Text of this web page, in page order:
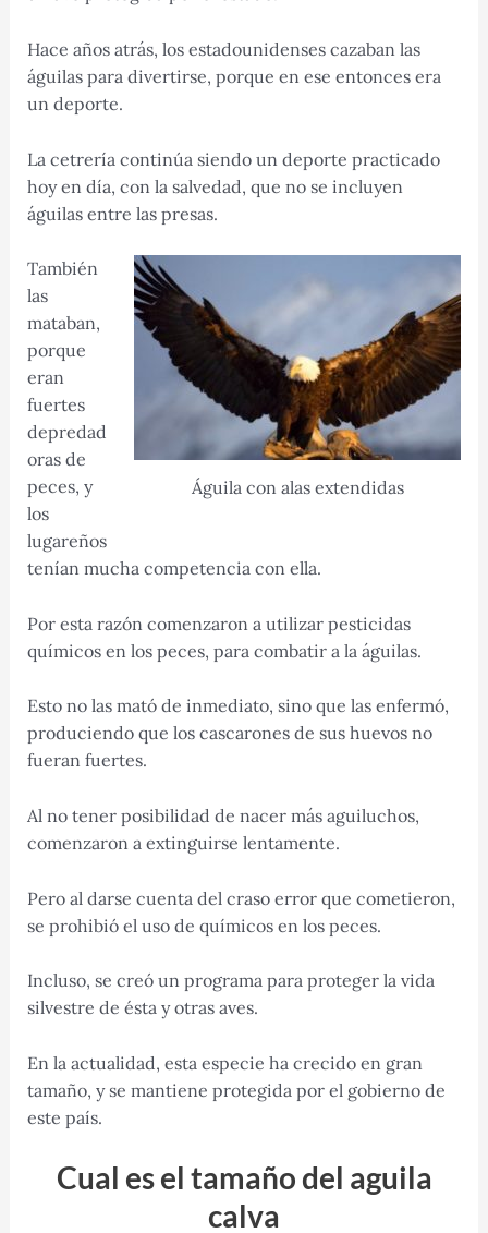
Hace años atrás, los estadounidenses cazaban las
águilas para divertirse, porque en ese entonces era
un deporte.
La cetrería continúa siendo un deporte practicado
hoy en día, con la salvedad, que no se incluyen
águilas entre las presas.
Águila con alas extendidas
También
las
mataban,
porque
eran
fuertes
depredad
oras de
peces, y
los
lugareños
tenían mucha competencia con ella.
Por esta razón comenzaron a utilizar pesticidas
químicos en los peces, para combatir a la águilas.
Esto no las mató de inmediato, sino que las enfermó,
produciendo que los cascarones de sus huevos no
fueran fuertes.
Al no tener posibilidad de nacer más aguiluchos,
comenzaron a extinguirse lentamente.
Pero al darse cuenta del craso error que cometieron,
se prohibió el uso de químicos en los peces.
Incluso, se creó un programa para proteger la vida
silvestre de ésta y otras aves.
En la actualidad, esta especie ha crecido en gran
tamaño, y se mantiene protegida por el gobierno de
este país.
Cual es el tamaño del aguila
calva